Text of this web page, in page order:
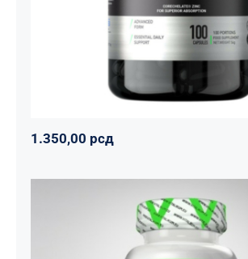
1.350,00рсд
1.350,00 рсд